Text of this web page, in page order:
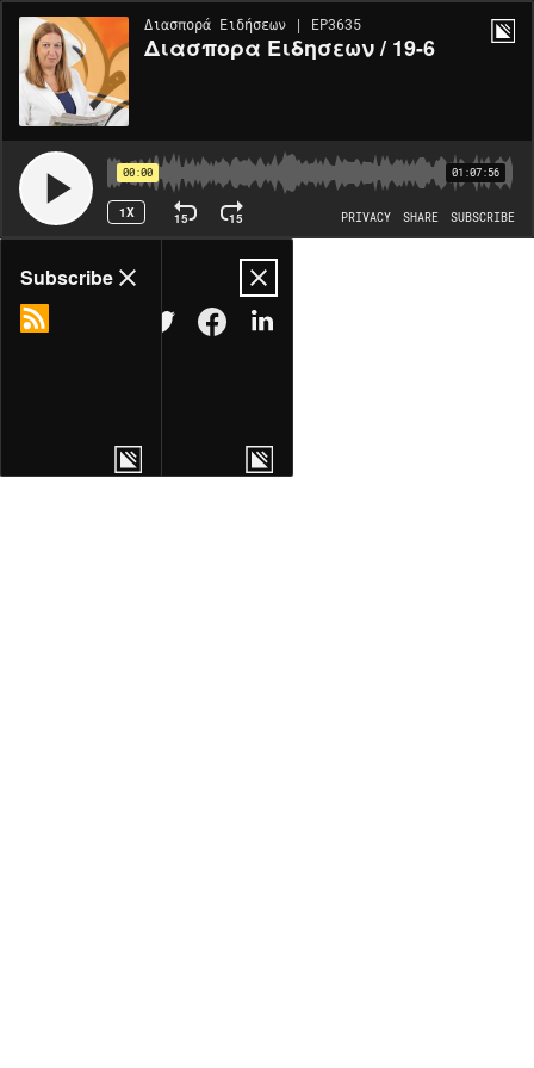
Διασπορά Ειδήσεων | EP3635
Διασπορα Ειδησεων / 19-6
00:00 01:07:56
1X 15 15 PRIVACY SHARE SUBSCRIBE
Share
MORE OPTIONS
Subscribe